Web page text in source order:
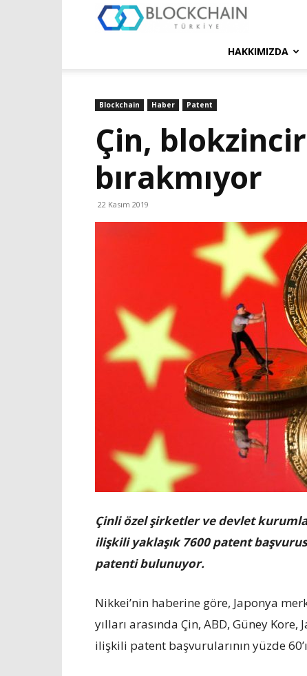
Türkiye
HAKKIMIZDA
Blockchain Haber Patent
Çin,
bırakmıyor
22 Kasım 2019
Çinli özel şirketler ve devlet
ilişkili yaklaşık 7600 patent
patenti bulunuyor.
Nikkei’nin haberine göre, Japonya
yılları arasında Çin, ABD, Güney
ilişkili patent başvurularının yüzde